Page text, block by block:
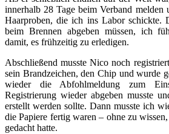
innerhalb 28 Tage beim Verband melden
Haarproben, die ich ins Labor schickte.
beim Brennen abgeben müssen, ich
damit, es frühzeitig zu erledigen.
Abschließend musste Nico noch
sein Brandzeichen, den Chip und wurde
wieder die Abfohlmeldung zum
Registrierung wieder abgeben musste
erstellt werden sollte. Dann musste ich
die Papiere fertig waren – ohne zu
gedacht hatte.